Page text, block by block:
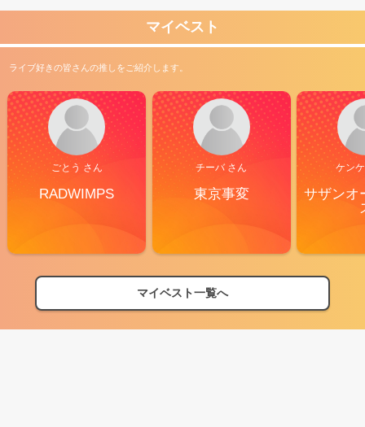
マイベスト
ライブ好きの皆さんの推しをご紹介します。
ごとう さん
RADWIMPS
チーバ さん
東京事変
ケン
サザンオ
マイベスト一覧へ